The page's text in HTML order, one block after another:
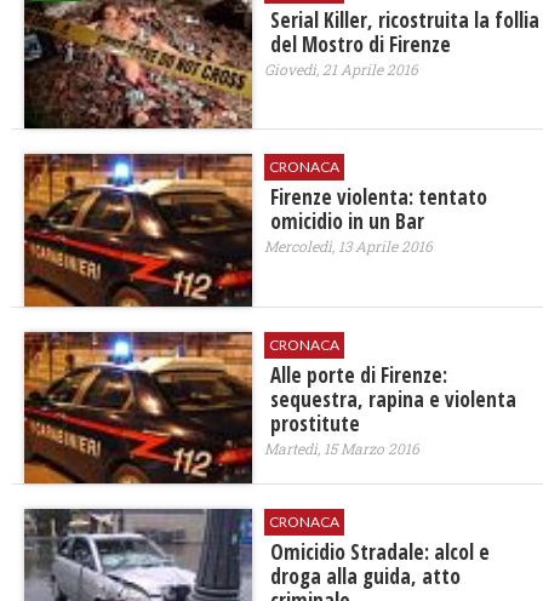
Serial Killer, ricostruita la follia
del Mostro di Firenze
Giovedì, 21 Aprile 2016
CRONACA
Firenze violenta: tentato
omicidio in un Bar
Mercoledì, 13 Aprile 2016
CRONACA
Alle porte di Firenze:
sequestra, rapina e violenta
prostitute
Martedì, 15 Marzo 2016
CRONACA
Omicidio Stradale: alcol e
droga alla guida, atto